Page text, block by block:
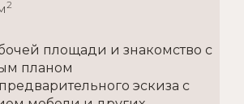
2
площади и знакомство с
планом
эскиза с